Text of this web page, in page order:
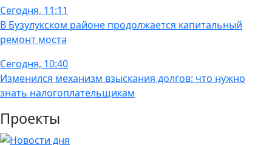
Сегодня, 11:11
В Бузулукском районе продолжается капитальный
ремонт моста
Сегодня, 10:40
Изменился механизм взыскания долгов: что нужно
знать налогоплательщикам
Проекты